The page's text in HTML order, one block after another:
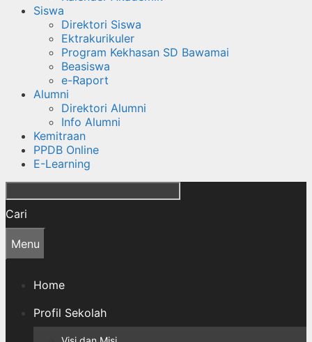
Siswa
Direktori Siswa
Ektrakurikuler
Program Kekhasan SD Bawamai
Beasiswa
e-Raport
Alumni
Direktori Alumni
Info Alumni
Kemitraan
PPDB Online
E-Learning
Cari
Menu
Home
Profil Sekolah